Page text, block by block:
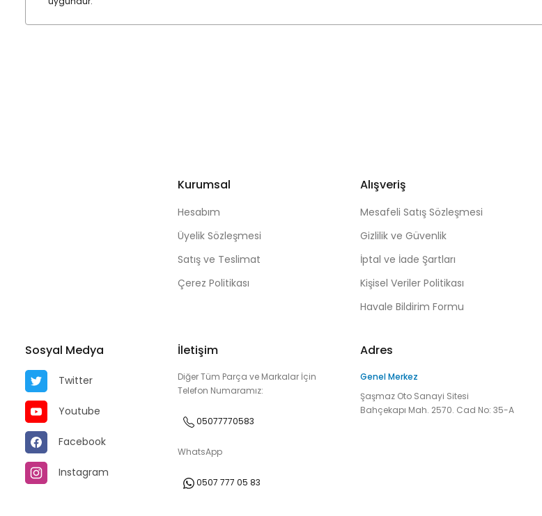
Kurumsal
Hesabım
Üyelik Sözleşmesi
Satış ve Teslimat
Çerez Politikası
Alışveriş
Mesafeli Satış Sözleşmesi
Gizlilik ve Güvenlik
İptal ve İade Şartları
Kişisel Veriler Politikası
Havale Bildirim Formu
Sosyal Medya
Twitter
Youtube
Facebook
Instagram
İletişim
Diğer Tüm Parça ve Markalar İçin
Telefon Numaramız:
05077770583
WhatsApp
0507 777 05 83
Adres
Genel Merkez
Şaşmaz Oto Sanayi Sitesi
Bahçekapı Mah. 2570. Cad No: 35-A